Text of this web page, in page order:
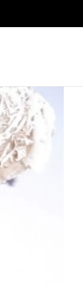
sitemap.xml
Artigos Esotéricos